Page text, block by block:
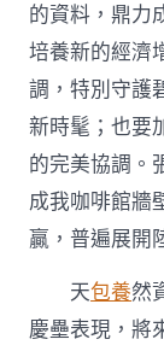
的資料，鼎力
培養新的經濟
調，特別守護
新時髦；也要
的完美協調。
成我咖啡館牆
贏，普遍展開
天包養然
慶壘表現，將